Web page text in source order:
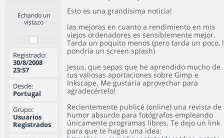
Echando un
vistazo
Registrado:
30/8/2008
23:57
Desde:
Portugal
Grupo:
Usuarios
Registrados
Esto es una grandisima noticia!
las mejoras en cuanto a rendimiento en mis
viejos ordenadores es sensiblemente mejor.
Tarda un poquito menos (pero tarda un poco,
pondria un screen splash)
Jesus, que sepas que he aprendido mucho de
tus valiosas aportaciones sobre Gimp e
Inkscape. Me gustaria aprovechar para
agradecértelo!
Recientemente publicé (online) una revista de
humor absurdo para fotógrafos empleando
únicamente programas libres. Te dejo un link
para que te hagas una idea: